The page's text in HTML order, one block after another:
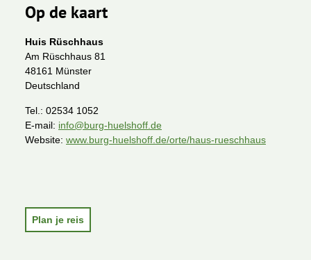
Op de kaart
Huis Rüschhaus
Am Rüschhaus 81
48161 Münster
Deutschland
Tel.: 02534 1052
E-mail: info@burg-huelshoff.de
Website: www.burg-huelshoff.de/orte/haus-rueschhaus
p
Plan je reis